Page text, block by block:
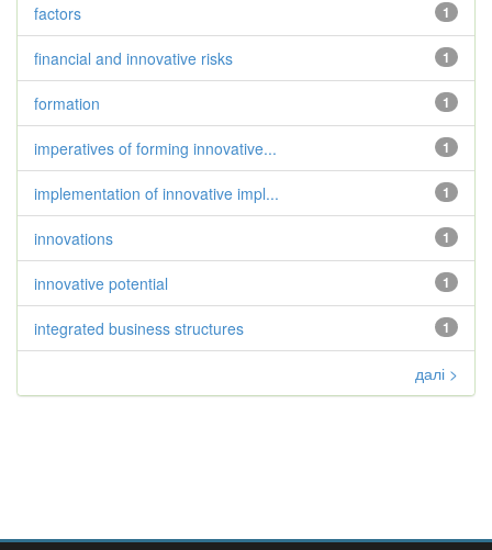
1
factors
1
financial and innovative risks
1
formation
1
imperatives of forming innovative...
1
implementation of innovative impl...
1
innovations
1
innovative potential
1
integrated business structures
далі >